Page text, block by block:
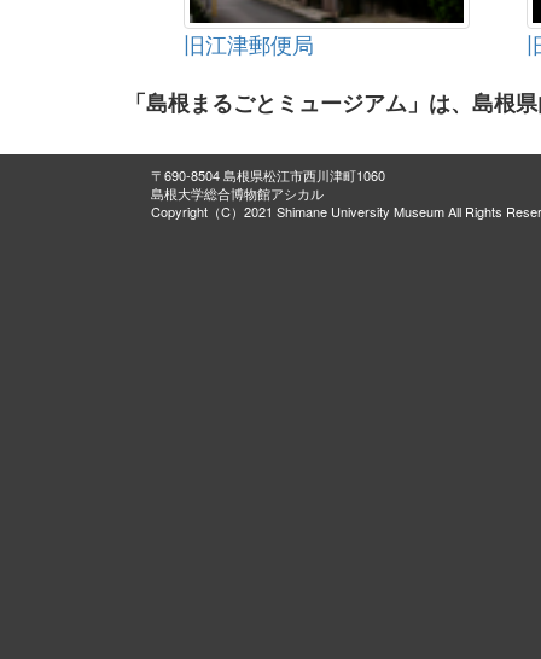
旧江津郵便局
「島根まるごとミュージアム」は、島根
〒690-8504 島根県松江市西川津町1060
島根大学総合博物館アシカル
Copyright（C）2021 Shimane University Museum All Rights